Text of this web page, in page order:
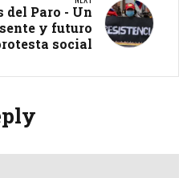
del Paro - Un
y futuro
social